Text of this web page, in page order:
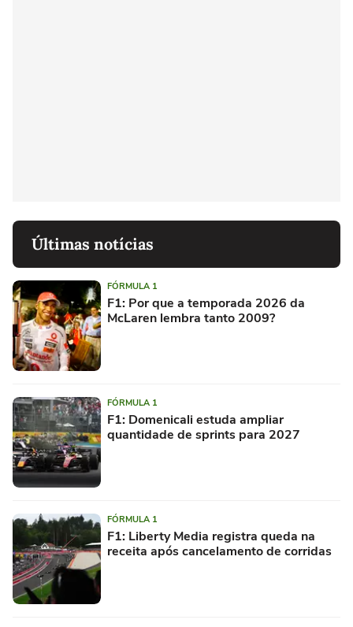
Últimas notícias
FÓRMULA 1
F1: Por que a temporada 2026 da
McLaren lembra tanto 2009?
FÓRMULA 1
F1: Domenicali estuda ampliar
quantidade de sprints para 2027
FÓRMULA 1
F1: Liberty Media registra queda na
receita após cancelamento de corridas